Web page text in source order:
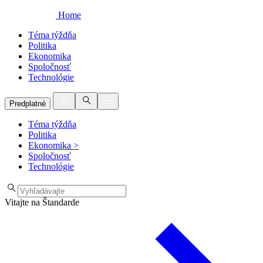
Home
Téma týždňa
Politika
Ekonomika
Spoločnosť
Technológie
Predplatné
Téma týždňa
Politika
Ekonomika >
Spoločnosť
Technológie
Vitajte na Štandarde